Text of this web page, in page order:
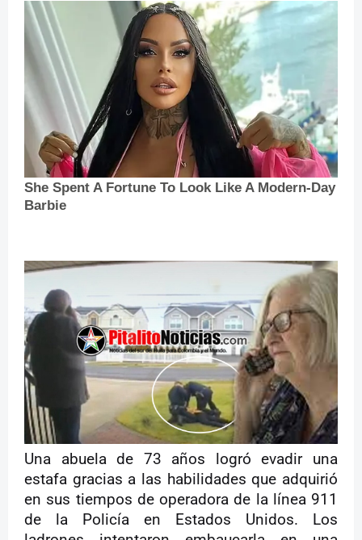
Una abuela de 73 años logró evadir una
estafa gracias a las habilidades que adquirió
en sus tiempos de operadora de la línea 911
de la Policía en Estados Unidos. Los